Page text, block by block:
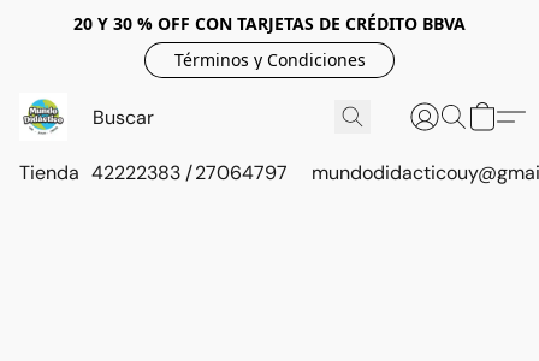
20 Y 30 % OFF CON TARJETAS DE CRÉDITO BBVA
Términos y Condiciones
Tienda 42222383 / 27064797